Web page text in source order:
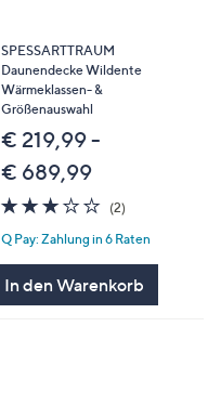
SPESSARTTRAUM
Daunendecke Wildente
Wärmeklassen- &
Größenauswahl
€ 219,99 -
€ 689,99
3.0
von
5
(2)2
Q Pay: Zahlung in 6 Raten
In den Warenkorb